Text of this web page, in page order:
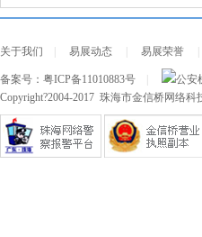
关于我们 易展动态 易展荣誉
备案号： 粤ICP备11010883号 公安
Copyright?2004-2017 珠海市金信桥网络